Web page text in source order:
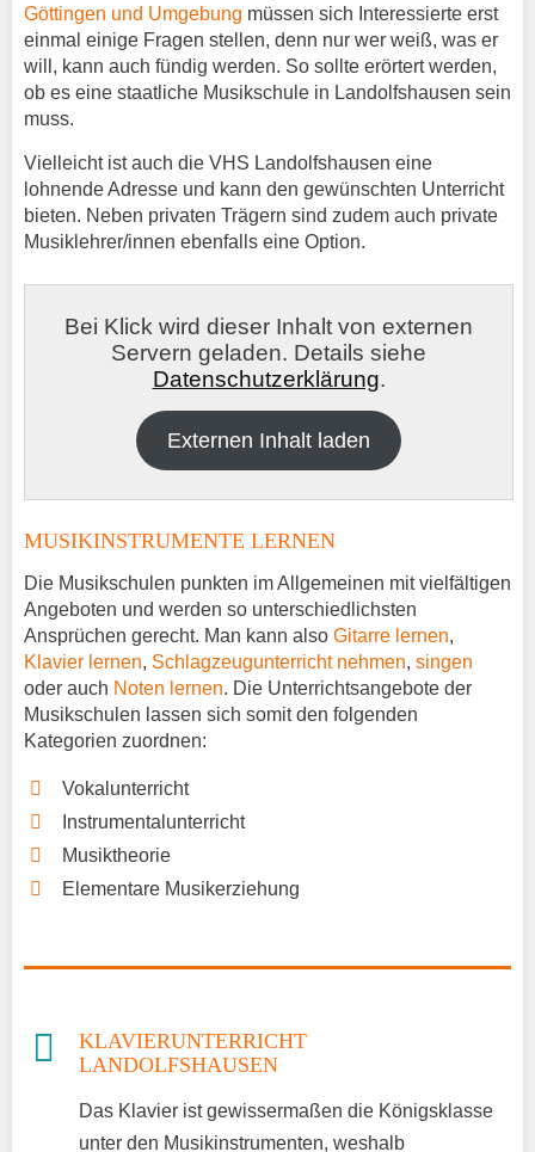
Göttingen und Umgebung müssen sich Interessierte erst
einmal einige Fragen stellen, denn nur wer weiß, was er
will, kann auch fündig werden. So sollte erörtert werden,
ob es eine staatliche Musikschule in Landolfshausen sein
muss.
Vielleicht ist auch die VHS Landolfshausen eine
lohnende Adresse und kann den gewünschten Unterricht
bieten. Neben privaten Trägern sind zudem auch private
Musiklehrer/innen ebenfalls eine Option.
Bei Klick wird dieser Inhalt von externen
Servern geladen. Details siehe
Datenschutzerklärung.
Externen Inhalt laden
MUSIKINSTRUMENTE LERNEN
Die Musikschulen punkten im Allgemeinen mit vielfältigen
Angeboten und werden so unterschiedlichsten
Ansprüchen gerecht. Man kann also Gitarre lernen,
Klavier lernen, Schlagzeugunterricht nehmen, singen
oder auch Noten lernen. Die Unterrichtsangebote der
Musikschulen lassen sich somit den folgenden
Kategorien zuordnen:
Vokalunterricht
Instrumentalunterricht
Musiktheorie
Elementare Musikerziehung
KLAVIERUNTERRICHT
LANDOLFSHAUSEN
Das Klavier ist gewissermaßen die Königsklasse
unter den Musikinstrumenten, weshalb